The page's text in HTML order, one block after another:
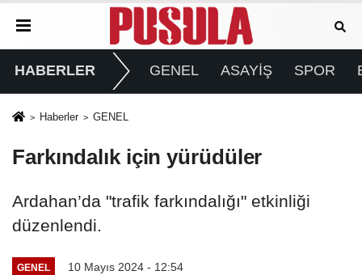
HABERLER GENEL ASAYİŞ SPOR
Haberler GENEL
Farkındalık için yürüdüler
Ardahan’da "trafik farkındalığı" etkinliği
düzenlendi.
GENEL 10 Mayıs 2024 - 12:54